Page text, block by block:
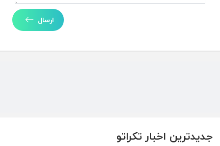
جدیدترین اخبار تکراتو
ارسال